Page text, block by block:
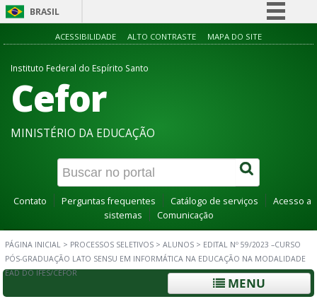
BRASIL
Simplifique!
ACESSIBILIDADE ALTO CONTRASTE MAPA DO SITE
Instituto Federal do Espírito Santo
Cefor
MINISTÉRIO DA EDUCAÇÃO
Contato Perguntas frequentes Catálogo de serviços
Acesso a
sistemas
Comunicação
PÁGINA INICIAL > PROCESSOS SELETIVOS > ALUNOS > EDITAL Nº 59/2023 –CURSO
PÓS-GRADUAÇÃO LATO SENSU EM INFORMÁTICA NA EDUCAÇÃO NA MODALIDADE
EAD DO IFES/CEFOR
MENU